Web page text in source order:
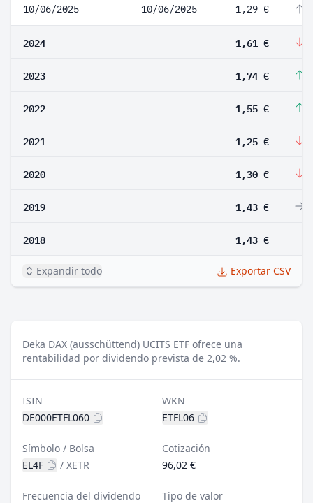
10/06/2025 10/06/2025 1,29 €
2024 1,61 €
2023 1,74 €
2022 1,55 €
2021 1,25 €
2020 1,30 €
2019 1,43 €
2018 1,43 €
Expandir todo Exportar CSV
Deka DAX (ausschüttend) UCITS ETF ofrece una
rentabilidad por dividendo prevista de 2,02 %.
ISIN
DE000ETFL060
WKN
ETFL06
Símbolo / Bolsa
EL4F
/ XETR
Cotización
96,02 €
Frecuencia del dividendo
Tipo de valor